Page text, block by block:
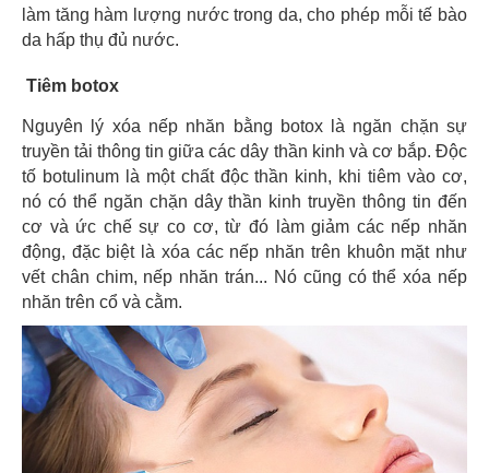
làm tăng hàm lượng nước trong da, cho phép mỗi tế bào
da hấp thụ đủ nước.
Tiêm botox
Nguyên lý xóa nếp nhăn bằng botox là ngăn chặn sự
truyền tải thông tin giữa các dây thần kinh và cơ bắp. Độc
tố botulinum là một chất độc thần kinh, khi tiêm vào cơ,
nó có thể ngăn chặn dây thần kinh truyền thông tin đến
cơ và ức chế sự co cơ, từ đó làm giảm các nếp nhăn
động, đặc biệt là xóa các nếp nhăn trên khuôn mặt như
vết chân chim, nếp nhăn trán... Nó cũng có thể xóa nếp
nhăn trên cổ và cằm.